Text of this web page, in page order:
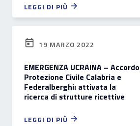
LEGGI DI PIÙ
19 MARZO 2022
EMERGENZA UCRAINA – Accordo
Protezione Civile Calabria e
Federalberghi: attivata la
ricerca di strutture ricettive
LEGGI DI PIÙ